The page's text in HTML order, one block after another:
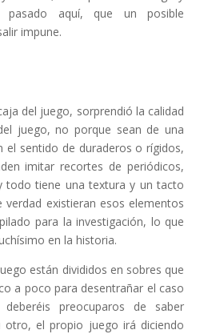
pasado aquí, que un posible
impune.
del juego, sorprendió la calidad
juego, no porque sean de una
el sentido de duraderos o rígidos,
imitar recortes de periódicos,
todo tiene una textura y un tacto
existieran esos elementos
para la investigación, lo que
en la historia.
están divididos en sobres que
a poco para desentrañar el caso
preocuparos de saber
otro, el propio juego irá diciendo